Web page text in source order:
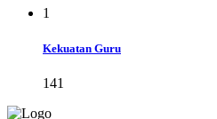
1
Kekuatan Guru
141